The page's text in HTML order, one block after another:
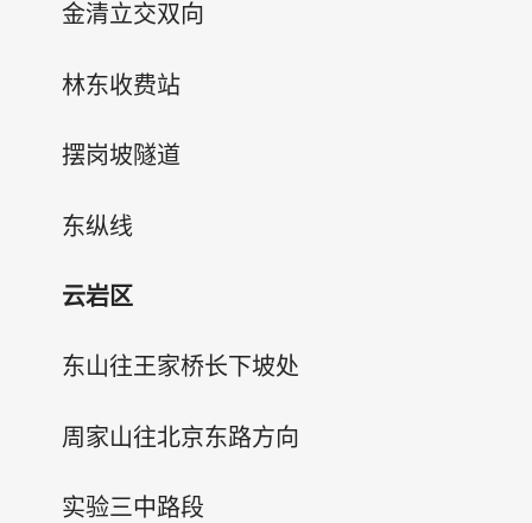
金清立交双向
林东收费站
摆岗坡隧道
东纵线
云岩区
东山往王家桥长下坡处
周家山往北京东路方向
实验三中路段